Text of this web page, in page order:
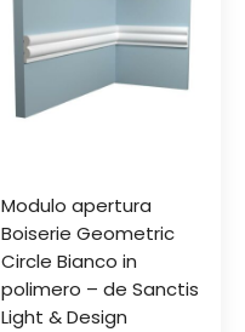
Modulo apertura
Boiserie Geometric
Circle Bianco in
polimero – de Sanctis
Light & Design